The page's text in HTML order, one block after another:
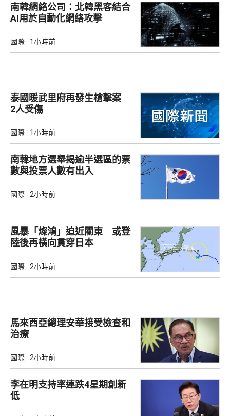
南韓網絡公司：北韓黑客結合
AI用於自動化網絡攻擊
國際 1小時前
泰國暖武里府再發生槍擊案
2人受傷
國際 1小時前
南韓地方選舉揭逾半選區的票
數與投票人數有出入
國際 2小時前
風暴「燦鴻」迫近關東 或登
陸後再橫向貫穿日本
國際 2小時前
馬來西亞總理安華接受檢查和
治療
國際 2小時前
李在明支持率連跌4星期創新
低